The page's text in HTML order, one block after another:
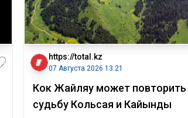
https://total.kz
07 Августа 2026 13:21
Кок Жайляу может повторить
судьбу Кольсая и Кайынды